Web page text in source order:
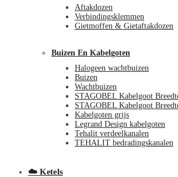
Aftakdozen
Verbindingsklemmen
Gietmoffen & Gietaftakdozen
Buizen En Kabelgoten
Halogeen wachtbuizen
Buizen
Wachtbuizen
STAGOBEL Kabelgoot
STAGOBEL Kabelgoot
Kabelgoten grijs
Legrand Design kabelgoten
Tehalit verdeelkanalen
TEHALIT bedradingskanalen
☁️ Ketels